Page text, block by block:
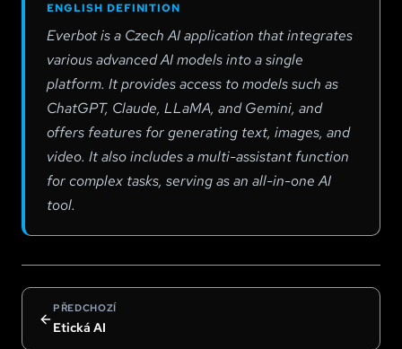
ENGLISH DEFINITION
Everbot is a Czech AI application that integrates
various advanced AI models into a single
platform. It provides access to models such as
ChatGPT, Claude, LLaMA, and Gemini, and
offers features for generating text, images, and
video. It also includes a multi-assistant function
for complex tasks, serving as an all-in-one AI
tool.
PŘEDCHOZÍ
Etická AI